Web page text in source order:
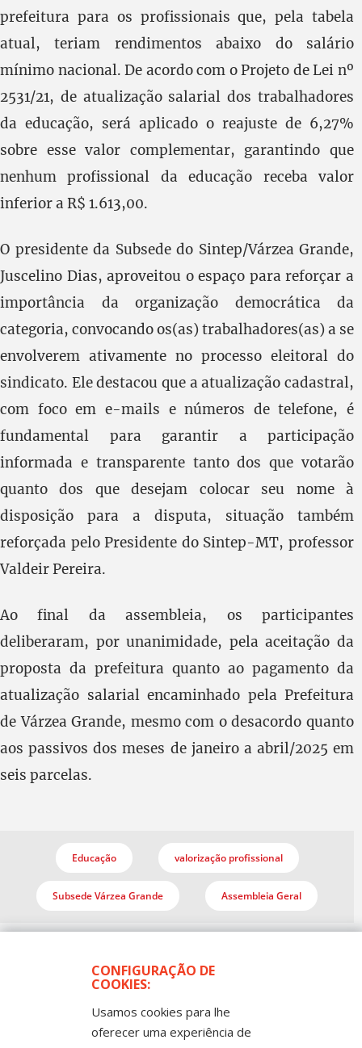
CONFIGURAÇÃO DE
COOKIES:
Usamos cookies para lhe
oferecer uma experiência de
prefeitura para os profissionais que, pela tabela
atual, teriam rendimentos abaixo do salário
mínimo nacional. De acordo com o Projeto de Lei nº
2531/21, de atualização salarial dos trabalhadores
da educação, será aplicado o reajuste de 6,27%
sobre esse valor complementar, garantindo que
nenhum profissional da educação receba valor
inferior a R$ 1.613,00.
O presidente da Subsede do Sintep/Várzea Grande,
Juscelino Dias, aproveitou o espaço para reforçar a
importância da organização democrática da
categoria, convocando os(as) trabalhadores(as) a se
envolverem ativamente no processo eleitoral do
sindicato. Ele destacou que a atualização cadastral,
com foco em e-mails e números de telefone, é
fundamental para garantir a participação
informada e transparente tanto dos que votarão
quanto dos que desejam colocar seu nome à
disposição para a disputa, situação também
reforçada pelo Presidente do Sintep-MT, professor
Valdeir Pereira.
Ao final da assembleia, os participantes
deliberaram, por unanimidade, pela aceitação da
proposta da prefeitura quanto ao pagamento da
atualização salarial encaminhado pela Prefeitura
de Várzea Grande, mesmo com o desacordo quanto
aos passivos dos meses de janeiro a abril/2025 em
seis parcelas.
Educação valorização profissional
Subsede Várzea Grande Assembleia Geral